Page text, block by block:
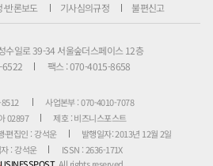
·반론보도 기사심의규정 불편신고
수일로 39-34 서울숲더스페이스 12층
6522
팩스 : 070-4015-8658
사업본부 : 070-4010-7078
02897
제호 : 비즈니스포스트
·편집인 : 강석운
발행일자: 2013년 12월 2일
: 강석운
ISSN : 2636-171X